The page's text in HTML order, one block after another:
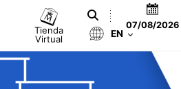
Tienda
Virtual
07/08/2026
EN